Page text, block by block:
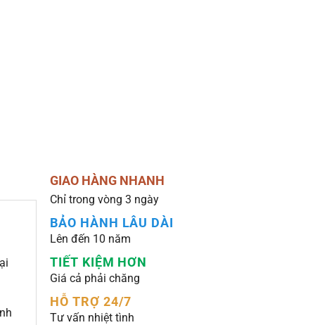
GIAO HÀNG NHANH
Chỉ trong vòng 3 ngày
BẢO HÀNH LÂU DÀI
Lên đến 10 năm
TIẾT KIỆM HƠN
Giá cả phải chăng
HỖ TRỢ 24/7
Tư vấn nhiệt tình